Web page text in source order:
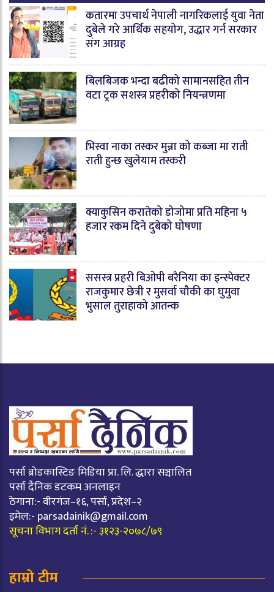
कतारमा उपचार्थ नेपाली नागरिकलाई युवा नेता
दुबेले गरे आर्थिक सहयोग, उद्धार गर्न सरकार
संग आग्रह
बिलबिजक भन्दा बढीको सामानसहित तीन
वटा ट्रक सशस्त्र प्रहरीको नियन्त्रणमा
भिस्वा नाका तस्कर मुन्ना को कब्जा मा राती
राती हुन्छ खुलेयाम तस्करी
क्याकुसिन करातेको डोजोमा प्रति महिना ५
हजार रकम दिने दुबेको घोषणा
ससस्त्र प्रहरी बिओपी बरैनिया का इन्स्पेक्टर
राजकुमार छेत्री र मुसर्वा चौकी का घुमुवा
भुसाल तुराहाको आतन्क
पर्सा ब्रोडकास्टिङ मिडिया प्रा. लि. द्धारा सञ्चालित
पर्सा दैनिक डटकम अनलाइन
ठेगाना:- वीरगंज–१६, पर्सा, प्रदेश–२
इमेल:- parsadainik@gmail.com
सूचना विभाग दर्ता नं. :- ३१२३-२०७८/७९
हाम्रो टीम